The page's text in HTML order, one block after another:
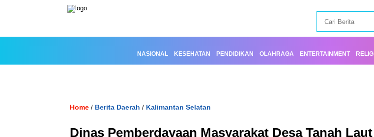
NASIONAL KESEHATAN PENDIDIKAN OLAHRAGA ENTERTAINMENT RELIGI
Home / Berita Daerah / Kalimantan Selatan
Dinas Pemberdayaan Masyarakat Desa Tanah